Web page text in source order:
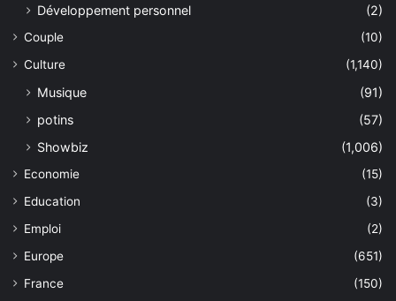
Développement personnel
(2)
Couple
(10)
Culture
(1,140)
Musique
(91)
potins
(57)
Showbiz
(1,006)
Economie
(15)
Education
(3)
Emploi
(2)
Europe
(651)
France
(150)